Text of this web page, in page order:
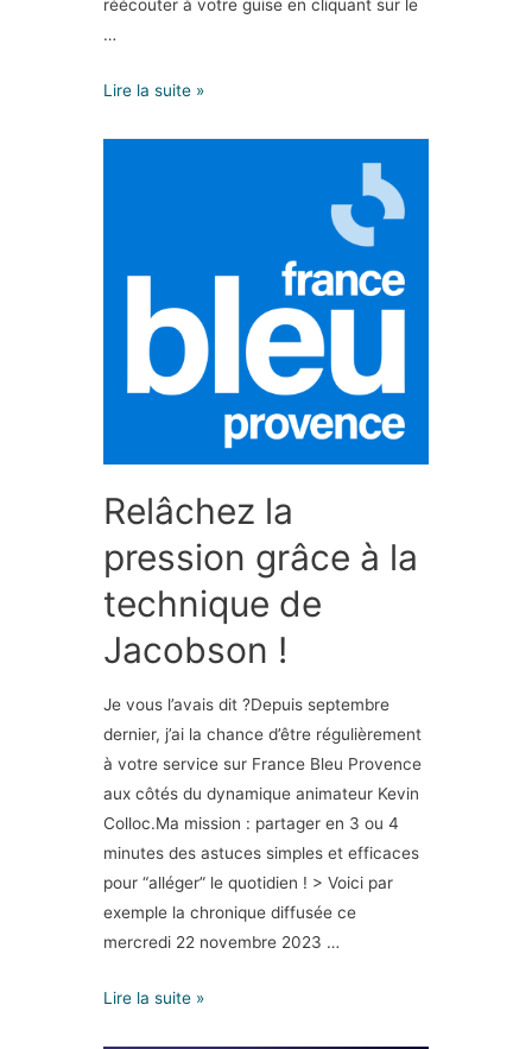
réécouter à votre guise en cliquant sur le
…
Lire la suite »
Relâchez la
pression grâce à la
technique de
Jacobson !
Je vous l’avais dit ?Depuis septembre
dernier, j’ai la chance d’être régulièrement
à votre service sur France Bleu Provence
aux côtés du dynamique animateur Kevin
Colloc.Ma mission : partager en 3 ou 4
minutes des astuces simples et efficaces
pour “alléger” le quotidien ! > Voici par
exemple la chronique diffusée ce
mercredi 22 novembre 2023 …
Lire la suite »